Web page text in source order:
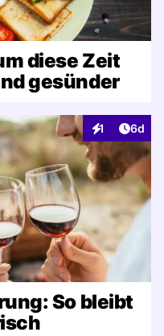
diese Zeit
gesünder
1
Interaktionen
6d
So bleibt